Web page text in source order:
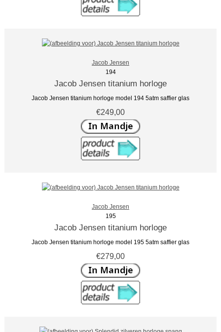
Jacob Jensen
194
Jacob Jensen titanium horloge
Jacob Jensen titanium horloge model 194 5atm saffier glas
€249,00
Jacob Jensen
195
Jacob Jensen titanium horloge
Jacob Jensen titanium horloge model 195 5atm saffier glas
€279,00